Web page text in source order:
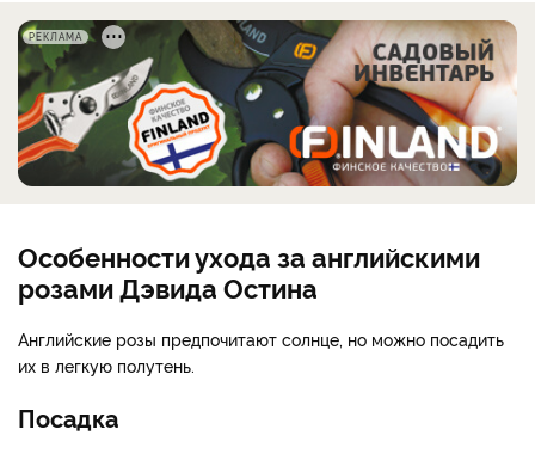
РЕКЛАМА
Особенности ухода за английскими
розами Дэвида Остина
Английские розы предпочитают солнце, но можно посадить
их в легкую полутень.
Посадка